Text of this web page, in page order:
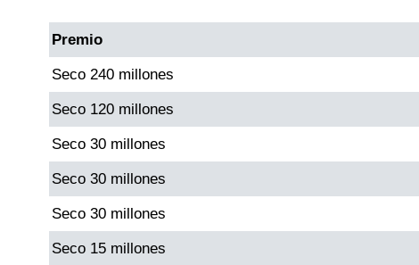
Caribeña Noche
Chontico Día
Chontico Noche
Culona día
Premio
Seco 240 millones
Seco 120 millones
Seco 30 millones
Seco 30 millones
Seco 30 millones
Seco 15 millones